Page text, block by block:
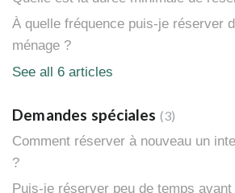
À quelle fréquence puis-je réserver
ménage ?
See all 6 articles
Demandes spéciales
3
Comment réserver à nouveau un
?
Puis-je réserver peu de temps